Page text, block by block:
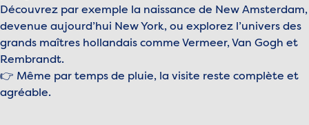
Découvrez par exemple la naissance de New Amsterdam,
devenue aujourd’hui New York, ou explorez l’univers des
grands maîtres hollandais comme Vermeer, Van Gogh et
Rembrandt.
👉 Même par temps de pluie, la visite reste complète et
agréable.